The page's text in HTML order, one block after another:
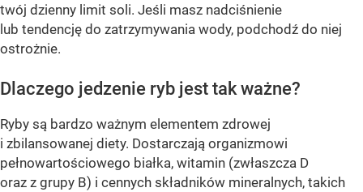
twój dzienny limit soli. Jeśli masz nadciśnienie
lub tendencję do zatrzymywania wody, podchodź do niej
ostrożnie.
Dlaczego jedzenie ryb jest tak ważne?
Ryby są bardzo ważnym elementem zdrowej
i zbilansowanej diety. Dostarczają organizmowi
pełnowartościowego białka, witamin (zwłaszcza D
oraz z grupy B) i cennych składników mineralnych, takich